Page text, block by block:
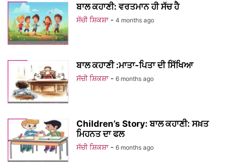
ਬਾਲ ਕਹਾਣੀ: ਵਰਤਮਾਨ ਹੀ ਸੱਚ ਹੈ
ਸੱਚੀ ਸ਼ਿਕਸ਼ਾ - 4 months ago
ਬਾਲ ਕਹਾਣੀ :ਮਾਤਾ-ਪਿਤਾ ਦੀ ਸਿੱਖਿਆ
ਸੱਚੀ ਸ਼ਿਕਸ਼ਾ - 6 months ago
Children’s Story: ਬਾਲ ਕਹਾਣੀ: ਸਖ਼ਤ
ਮਿਹਨਤ ਦਾ ਫਲ
ਸੱਚੀ ਸ਼ਿਕਸ਼ਾ - 6 months ago